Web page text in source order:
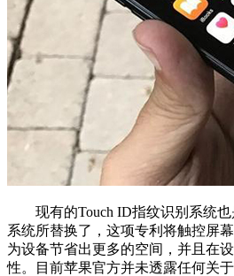
现有的Touch ID指纹识别系统也
系统所替换了，这项专利将触控屏
为设备节省出更多的空间，并且在
性。目前苹果官方并未透露任何关